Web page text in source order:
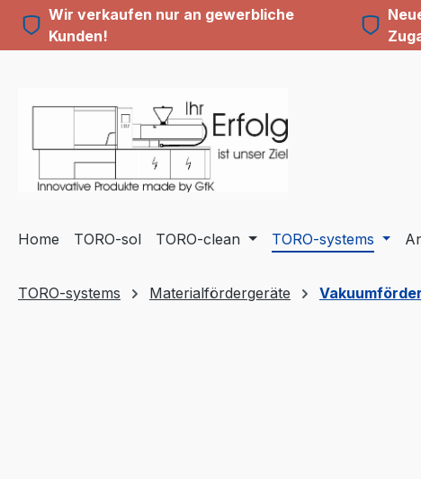
Hauptinhalt springen
Zur Suche springen
Zur Hauptnavigation springen
Wir verkaufen nur an gewerbliche
Kunden!
Home TORO-sol TORO-clean TORO-systems
TORO-systems Materialfördergeräte